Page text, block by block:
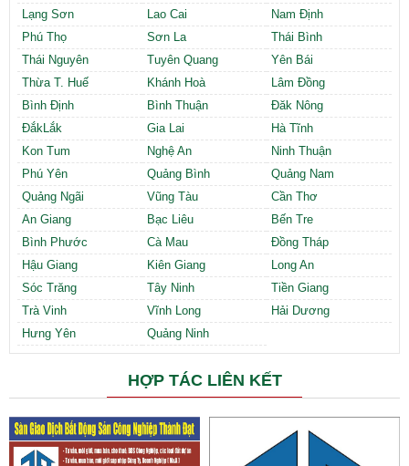
Lạng Sơn
Lao Cai
Nam Định
Phú Thọ
Sơn La
Thái Bình
Thái Nguyên
Tuyên Quang
Yên Bái
Thừa T. Huế
Khánh Hoà
Lâm Đồng
Bình Định
Bình Thuận
Đăk Nông
ĐắkLắk
Gia Lai
Hà Tĩnh
Kon Tum
Nghệ An
Ninh Thuận
Phú Yên
Quảng Bình
Quảng Nam
Quảng Ngãi
Vũng Tàu
Cần Thơ
An Giang
Bạc Liêu
Bến Tre
Bình Phước
Cà Mau
Đồng Tháp
Hậu Giang
Kiên Giang
Long An
Sóc Trăng
Tây Ninh
Tiền Giang
Trà Vinh
Vĩnh Long
Hải Dương
Hưng Yên
Quảng Ninh
HỢP TÁC LIÊN KẾT